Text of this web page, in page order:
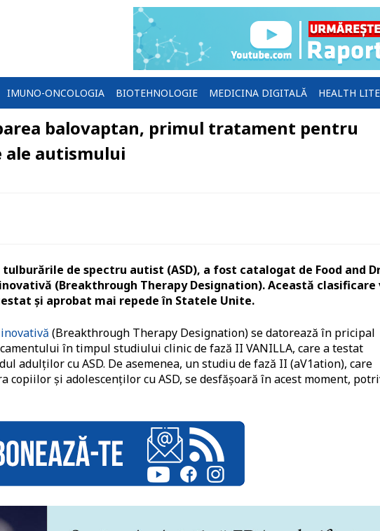
IMUNO-ONCOLOGIA BIOTEHNOLOGIE MEDICINA DIGITALĂ HEALTH
balovaptan, primul tratament pentru
ale autismului
de spectru autist (ASD), a fost catalogat de Food and
(Breakthrough Therapy Designation). Această clasificare
și aprobat mai repede în Statele Unite.
(Breakthrough Therapy Designation) se datorează în pricipal
în timpul studiului clinic de fază II VANILLA, care a testat
adulților cu ASD. De asemenea, un studiu de fază II (aV1ation), care
copiilor și adolescenților cu ASD, se desfășoară în acest moment,